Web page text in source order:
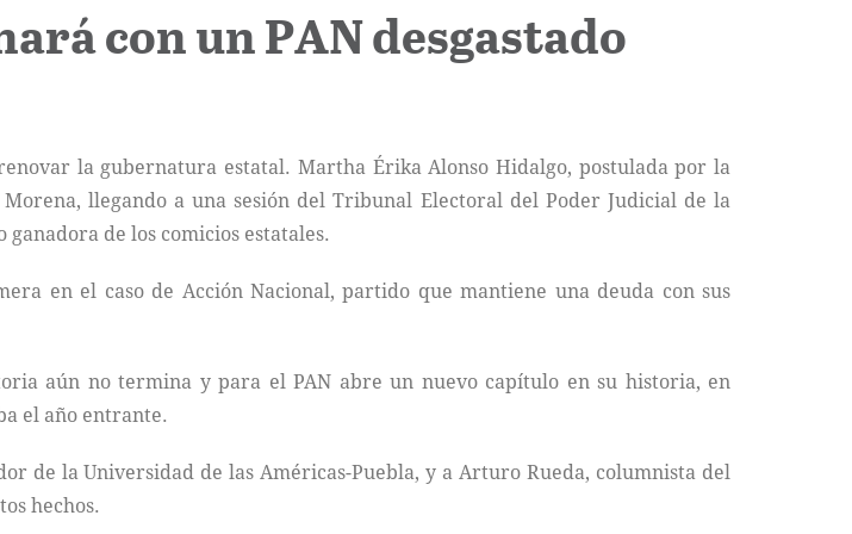
con un PAN desgastado
la gubernatura estatal. Martha Érika Alonso Hidalgo, postulada por la
llegando a una sesión del Tribunal Electoral del Poder Judicial de la
de los comicios estatales.
en el caso de Acción Nacional, partido que mantiene una deuda con sus
aún no termina y para el PAN abre un nuevo capítulo en su historia, en
el año entrante.
de la Universidad de las Américas-Puebla, y a Arturo Rueda, columnista del
hechos.